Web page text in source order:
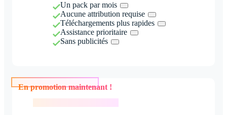
Un pack par mois
Aucune attribution requise
Téléchargements plus rapides
Assistance prioritaire
Sans publicités
En promotion maintenant !